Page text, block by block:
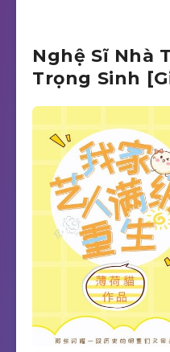
Nghệ Sĩ Nhà
Trọng Sinh